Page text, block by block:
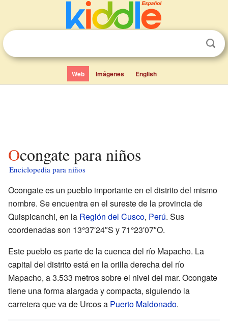
Web Imágenes English
Ocongate para niños
Enciclopedia para niños
Ocongate es un pueblo importante en el distrito del mismo
nombre. Se encuentra en el sureste de la provincia de
Quispicanchi, en la Región del Cusco, Perú. Sus
coordenadas son 13°37′24″S y 71°23′07″O.
Este pueblo es parte de la cuenca del río Mapacho. La
capital del distrito está en la orilla derecha del río
Mapacho, a 3.533 metros sobre el nivel del mar. Ocongate
tiene una forma alargada y compacta, siguiendo la
carretera que va de Urcos a Puerto Maldonado.